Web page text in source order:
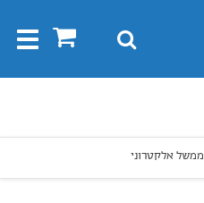
0 חיפוש
ממשל אלקטרוני